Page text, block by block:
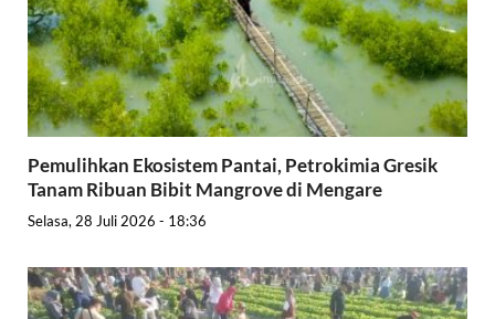
Pemulihkan Ekosistem Pantai, Petrokimia Gresik
Tanam Ribuan Bibit Mangrove di Mengare
Selasa, 28 Juli 2026 - 18:36